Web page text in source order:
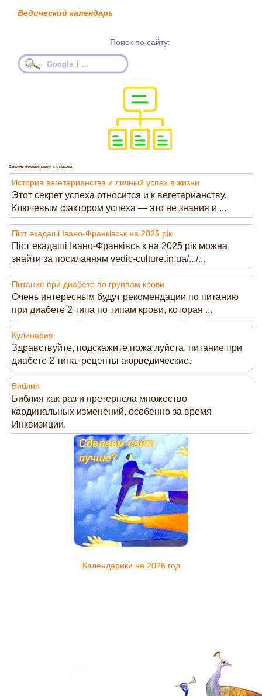
Ведический календарь
Поиск по сайту:
Google / ...
Свежие комментарии к статьям:
История вегетарианства и личный успех в жизни
Этот секрет успеха относится и к вегетарианству.
Ключевым фактором успеха — это не знания и ...
Піст екадаші Івано-Франківськ на 2025 рік
Піст екадаші Івано-Франківсь к на 2025 рік можна
знайти за посиланням vedic-culture.in.ua/.../...
Питание при диабете по группам крови
Очень интересным будут рекомендации по питанию
при диабете 2 типа по типам крови, которая ...
Кулинария
Здравствуйте, подскажите,пожа луйста, питание при
диабете 2 типа, рецепты аюрведические.
Библия
Библия как раз и претерпела множество
кардинальных изменений, особенно за время
Инквизиции.
Календарики на 2026 год